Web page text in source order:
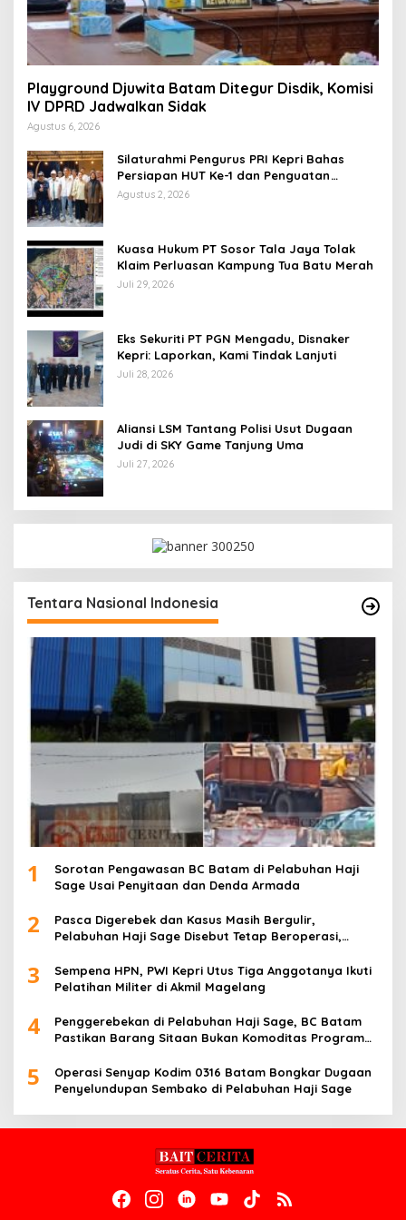
Playground Djuwita Batam Ditegur Disdik, Komisi
IV DPRD Jadwalkan Sidak
Agustus 6, 2026
Silaturahmi Pengurus PRI Kepri Bahas
Persiapan HUT Ke-1 dan Penguatan
Konsolidasi Partai
Agustus 2, 2026
Kuasa Hukum PT Sosor Tala Jaya Tolak
Klaim Perluasan Kampung Tua Batu Merah
Juli 29, 2026
Eks Sekuriti PT PGN Mengadu, Disnaker
Kepri: Laporkan, Kami Tindak Lanjuti
Juli 28, 2026
Aliansi LSM Tantang Polisi Usut Dugaan
Judi di SKY Game Tanjung Uma
Juli 27, 2026
Tentara Nasional Indonesia
1
Sorotan Pengawasan BC Batam di Pelabuhan Haji
Sage Usai Penyitaan dan Denda Armada
2
Pasca Digerebek dan Kasus Masih Bergulir,
Pelabuhan Haji Sage Disebut Tetap Beroperasi,
3
Sempena HPN, PWI Kepri Utus Tiga Anggotanya Ikuti
Pelatihan Militer di Akmil Magelang
4
Penggerebekan di Pelabuhan Haji Sage, BC Batam
Pastikan Barang Sitaan Bukan Komoditas Program
5
Operasi Senyap Kodim 0316 Batam Bongkar Dugaan
Penyelundupan Sembako di Pelabuhan Haji Sage